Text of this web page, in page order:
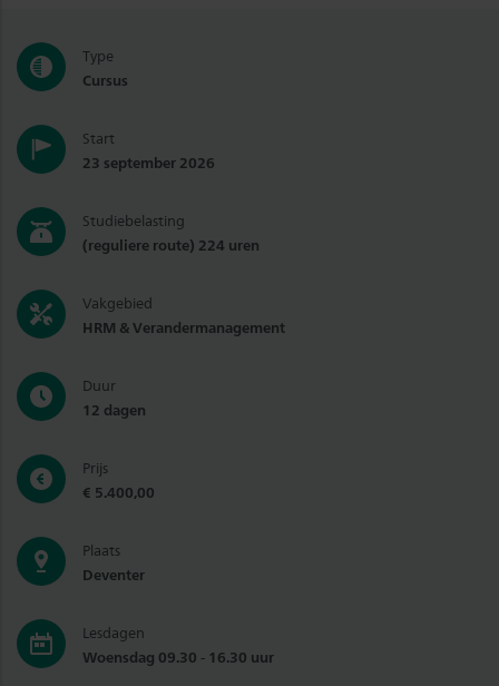
Type
Cursus
Start
23 september 2026
Studiebelasting
(reguliere route) 224 uren
Vakgebied
HRM & Verandermanagement
Duur
12 dagen
Prijs
€ 5.400,00
Plaats
Deventer
Lesdagen
Woensdag 09.30 - 16.30 uur